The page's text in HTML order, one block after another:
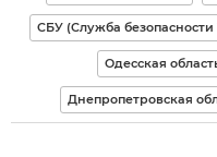
СБУ (Служба
Одесская
Днепропетровская